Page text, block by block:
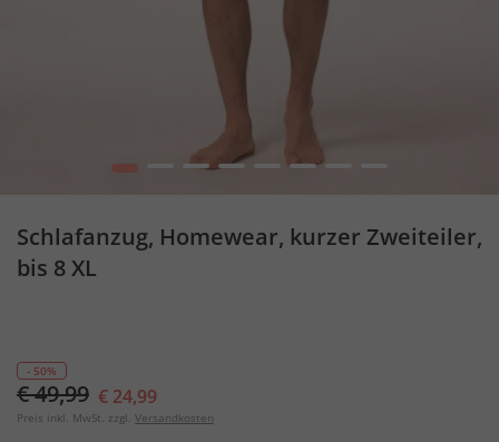
3 4 6
Schlafanzug, Homewear, kurzer Zweiteiler,
bis 8 XL
- 50%
€ 49,99 € 24,99
Preis inkl. MwSt. zzgl. Versandkosten